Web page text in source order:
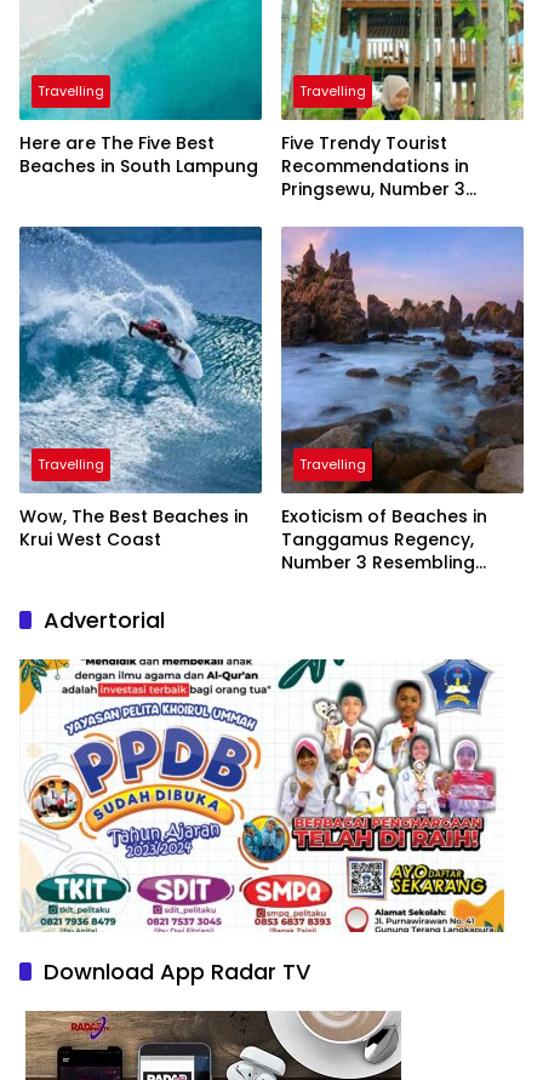
Travelling
Here are The Five Best
Beaches in South Lampung
Travelling
Five Trendy Tourist
Recommendations in
Pringsewu, Number 3
President
Travelling
Wow, The Best Beaches in
Krui West Coast
Travelling
Exoticism of Beaches in
Tanggamus Regency,
Number 3 Resembling
Advertorial
Download App Radar TV